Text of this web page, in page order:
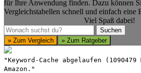
für Ihre Anwendung finden. Dazu können
Vergleichstabellen schnell und einfach eine
Viel Spaß dabei!
Suchen
Suchen
» Zum Vergleich
» Zum Ratgeber
"Keyword-Cache abgelaufen
Amazon."